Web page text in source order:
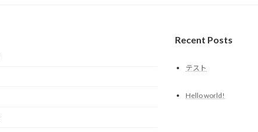
Recent Posts
テスト
Hello world!